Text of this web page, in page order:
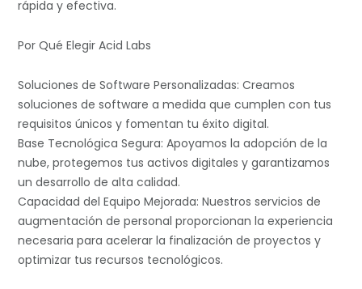
rápida y efectiva.
Por Qué Elegir Acid Labs
Soluciones de Software Personalizadas: Creamos
soluciones de software a medida que cumplen con tus
requisitos únicos y fomentan tu éxito digital.
Base Tecnológica Segura: Apoyamos la adopción de la
nube, protegemos tus activos digitales y garantizamos
un desarrollo de alta calidad.
Capacidad del Equipo Mejorada: Nuestros servicios de
augmentación de personal proporcionan la experiencia
necesaria para acelerar la finalización de proyectos y
optimizar tus recursos tecnológicos.